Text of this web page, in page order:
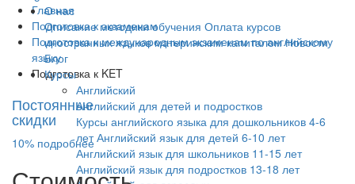
О нас
Описание методики обучения Оплата курсов
иностранных языков материнским капиталом Новости
Блог
Курсы
Английский
Английский для детей и подростков
Курсы английского языка для дошкольников 4-6
лет Английский язык для детей 6-10 лет
Английский язык для школьников 11-15 лет
Английский язык для подростков 13-18 лет
Главная
Подготовка к экзаменам
Подготовка к международным экзаменам по английскому
языку
Подготовка к KET
Постоянные
скидки
10% подробнее